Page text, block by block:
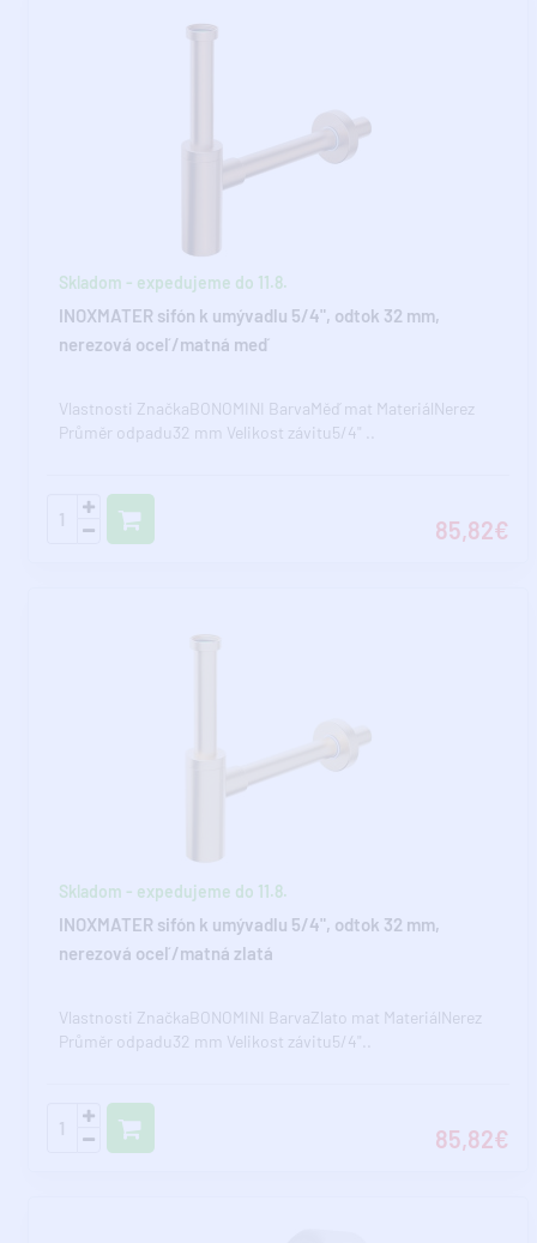
Skladom - expedujeme do 11.8.
INOXMATER sifón k umývadlu 5/4", odtok 32 mm,
nerezová oceľ/matná meď
Vlastnosti ZnačkaBONOMINI BarvaMěď mat MateriálNerez
Průměr odpadu32 mm Velikost závitu5/4" ..
85,82€
Skladom - expedujeme do 11.8.
INOXMATER sifón k umývadlu 5/4", odtok 32 mm,
nerezová oceľ/matná zlatá
Vlastnosti ZnačkaBONOMINI BarvaZlato mat MateriálNerez
Průměr odpadu32 mm Velikost závitu5/4"..
85,82€